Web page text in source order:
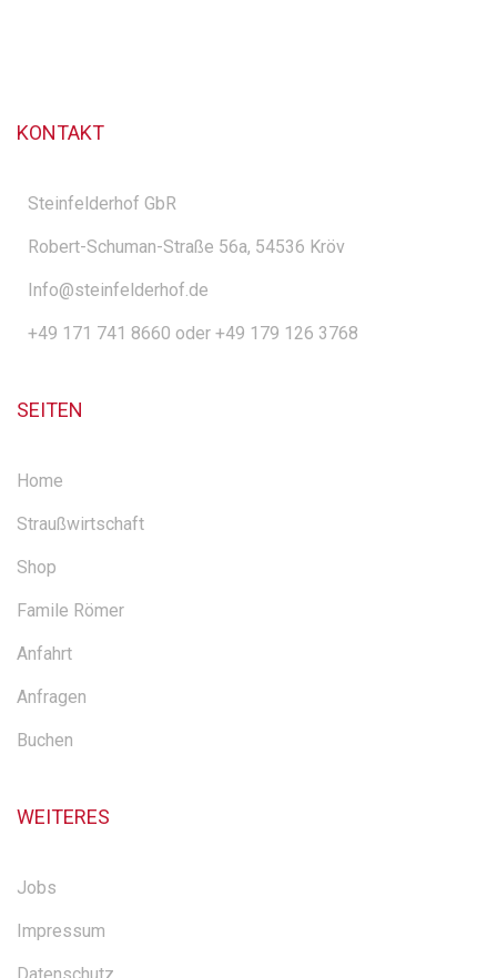
KONTAKT
Steinfelderhof GbR
Robert-Schuman-Straße 56a, 54536 Kröv
Info@steinfelderhof.de
+49 171 741 8660 oder +49 179 126 3768
SEITEN
Home
Straußwirtschaft
Shop
Famile Römer
Anfahrt
Anfragen
Buchen
WEITERES
Jobs
Impressum
Datenschutz